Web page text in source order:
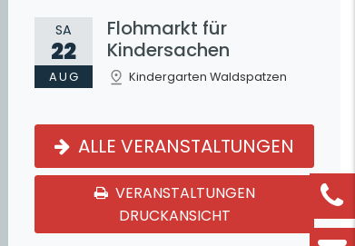
SA
22
AUG
Flohmarkt für
Kindersachen
Kindergarten Waldspatzen
ALLE VERANSTALTUNGEN
VERANSTALTUNGEN
DRUCKANSICHT